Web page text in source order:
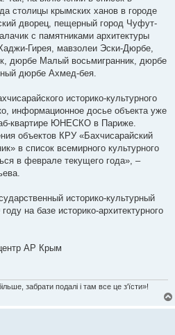
столицы крымских ханов в городе
дворец, пещерный город Чуфут-
с памятниками архитектуры
Гирея, мавзолеи Эски-Дюрбе,
дюрбе Малый восьмигранник, дюрбе
дюрбе Ахмед-бея.
историко-культурного
информационное досье объекта уже
квартире ЮНЕСКО в Париже.
объектов КРУ «Бахчисарайский
в список всемирного культурного
в феврале текущего года», –
историко-культурный
на базе историко-архитектурного
АР Крым
забрати подалі і там все це з'їсти»!